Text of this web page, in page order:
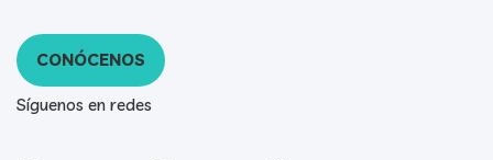
CONÓCENOS
Síguenos en redes